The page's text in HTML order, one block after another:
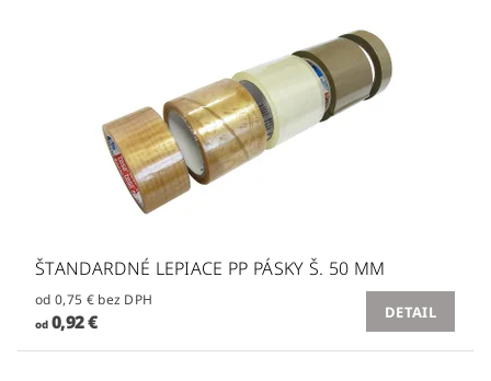
ŠTANDARDNÉ LEPIACE PP PÁSKY Š. 50 MM
od 0,75 € bez DPH
od0,92 € DETAIL